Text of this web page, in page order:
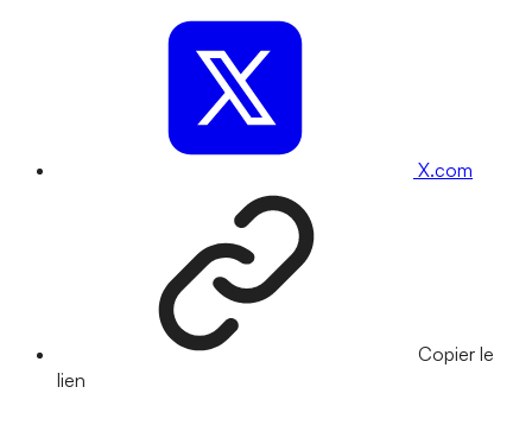
X.com
Copier le
lien